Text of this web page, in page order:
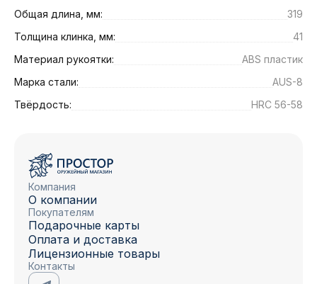
Общая длина, мм:
319
Толщина клинка, мм:
41
Материал рукоятки:
ABS пластик
Марка стали:
AUS-8
Твёрдость:
HRC 56-58
Компания
О компании
Покупателям
Подарочные карты
Оплата и доставка
Лицензионные товары
Контакты